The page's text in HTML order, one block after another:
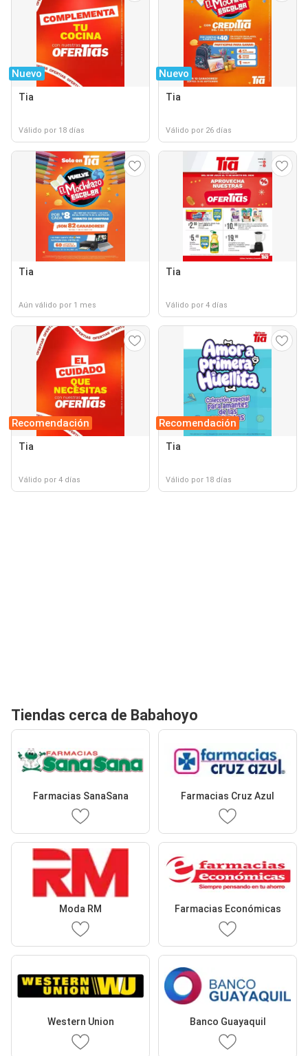
Nuevo
Tia
Válido por 18 días
Nuevo
Tia
Válido por 26 días
Tia
Aún válido por 1 mes
Tia
Válido por 4 días
Recomendación
Tia
Válido por 4 días
Recomendación
Tia
Válido por 18 días
Tiendas cerca de Babahoyo
Farmacias SanaSana Farmacias Cruz Azul
Moda RM Farmacias Económicas
Western Union Banco Guayaquil